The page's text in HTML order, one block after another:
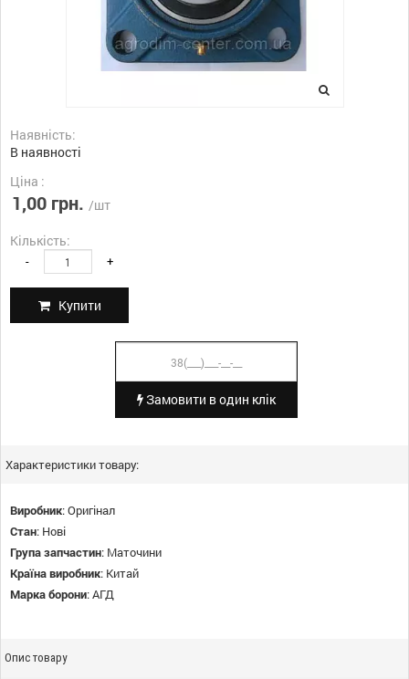
Наявність:
В наявності
Ціна :
1,00 грн. /шт
Кількість:
- +
Купити
Замовити в один клік
Характеристики товару:
Виробник:Оригінал
Стан: Нові
Група запчастин: Маточини
Країна виробник: Китай
Марка борони:АГД
Опис товару